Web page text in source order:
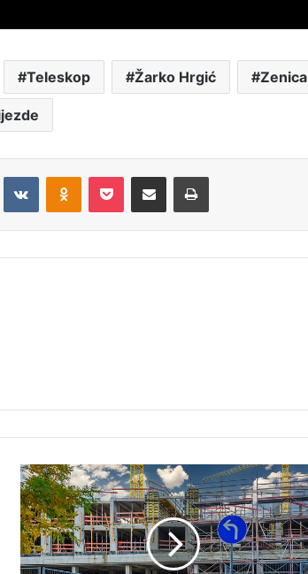
Teleskop Žarko Hrgić Zenica
VKontakteOdnoklassniki
Pocket Share via Email Print
Stravična
nesreća
na
gradilištu
u
Njemačkoj!